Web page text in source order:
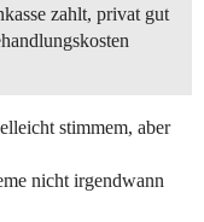
zahlt, privat gut
stimmem, aber
nicht irgendwann